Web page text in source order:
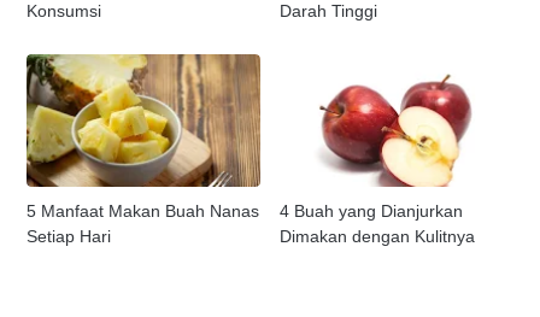
Konsumsi
Darah Tinggi
5 Manfaat Makan Buah Nanas
Setiap Hari
4 Buah yang Dianjurkan
Dimakan dengan Kulitnya